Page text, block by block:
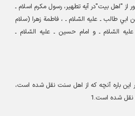
از "اهل بيت"در آیه تطهیر، رسول مکرم اسلام ـ
ابي طالب ـ عليه السّلام ـ ، فاطمة‌ زهرا (سلام
السّلام ـ و امام حسين ـ عليه السّلام ـ
اين باره آنچه که از اهل سنت نقل شده است،
شده است.1